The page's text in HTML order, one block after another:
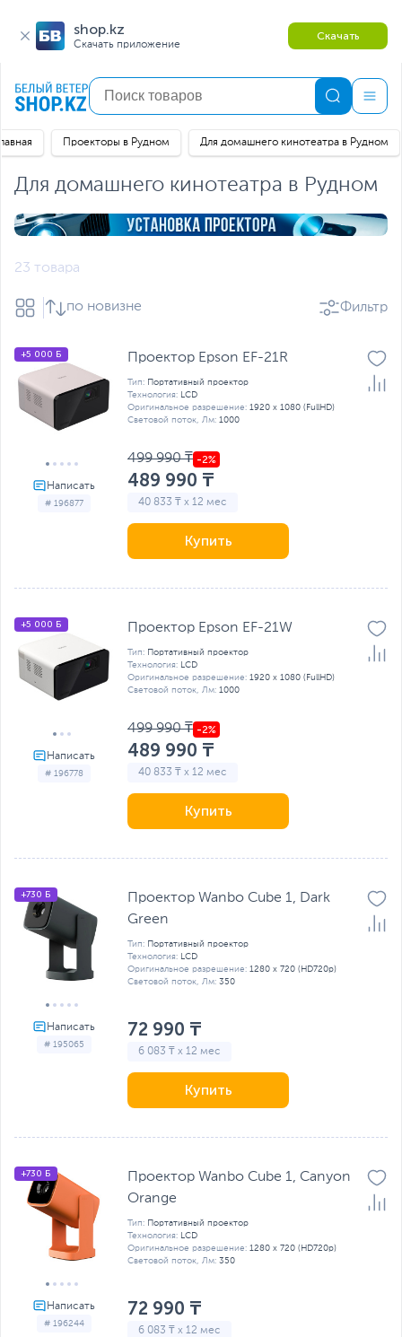
shop.kz
Скачать приложение
Скачать
Проекторы в Рудном Для домашнего кинотеатра в Рудном
Для домашнего кинотеатра в Рудном
23 товара
по новизне Фильтр
# 196877
+5 000 Б Проектор Epson EF-21R
Тип: Портативный проектор
Технология:
LCD
Оригинальное разрешение: 1920 x 1080 (FullHD)
Световой поток, Лм: 1000
499 990 ₸
489 990 ₸
40 833 ₸ x 12 мес
Купить
# 196778
+5 000 Б Проектор Epson EF-21W
Тип: Портативный проектор
Технология: LCD
Оригинальное разрешение: 1920 x 1080 (FullHD)
Световой поток, Лм: 1000
499 990 ₸
489 990 ₸
40 833 ₸ x 12 мес
Купить
# 195065
+730 Б
Проектор Wanbo Cube 1, Dark
Green
Тип: Портативный проектор
Технология: LCD
Оригинальное разрешение: 1280 x 720 (HD720p)
Световой поток, Лм: 350
72 990 ₸
6 083 ₸ x 12 мес
Купить
# 196244
+730 Б
Проектор Wanbo Cube 1, Canyon
Orange
Тип: Портативный проектор
Технология: LCD
Оригинальное разрешение: 1280 x 720 (HD720p)
Световой поток, Лм: 350
72 990 ₸
6 083 ₸ x 12 мес